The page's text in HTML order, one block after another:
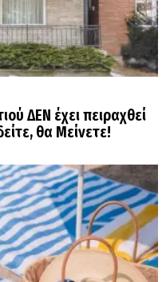
ΔΕΝ έχει πειραχθεί
θα Μείνετε!